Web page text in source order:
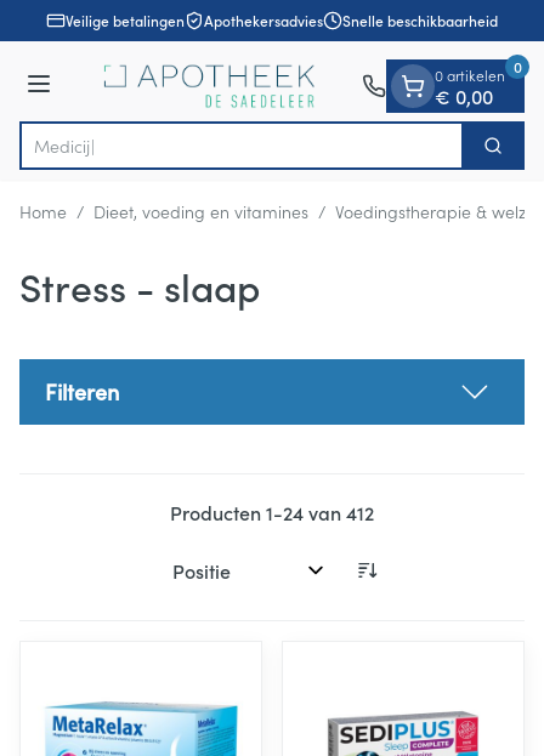
Ga naar de inhoud
1 van 1Veilige betalingen Apothekersadvies Snelle beschikbaarheid
Menu
Product, merk, categorie... Zoek
0 artikelen
€ 0,00
0
Home / Dieet, voeding en vitamines / Voedingstherapie & welzijn
Stress - slaap
Filteren
Producten1-24van412
Sorteer op: